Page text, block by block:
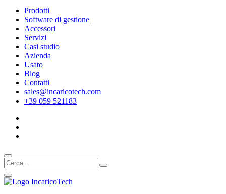
Prodotti
Software di gestione
Accessori
Servizi
Casi studio
Azienda
Usato
Blog
Contatti
sales@incaricotech.com
+39 059 521183